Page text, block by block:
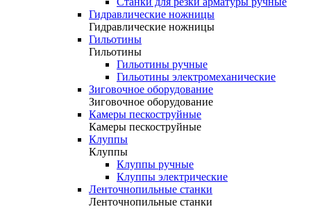
Гидравлические ножницы
Гидравлические ножницы
Гильотины
Гильотины
Гильотины ручные
Гильотины электромеханические
Зиговочное оборудование
Зиговочное оборудование
Камеры пескоструйные
Камеры пескоструйные
Клуппы
Клуппы
Клуппы ручные
Клуппы электрические
Ленточнопильные станки
Ленточнопильные станки